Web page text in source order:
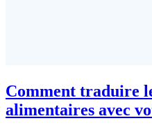
Comment traduire
alimentaires avec